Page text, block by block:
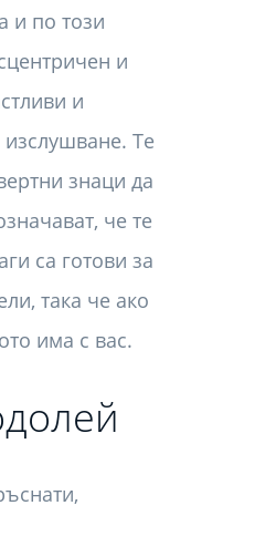
и по този
и
и
Те
знаци да
че те
са готови за
така че ако
има с вас.